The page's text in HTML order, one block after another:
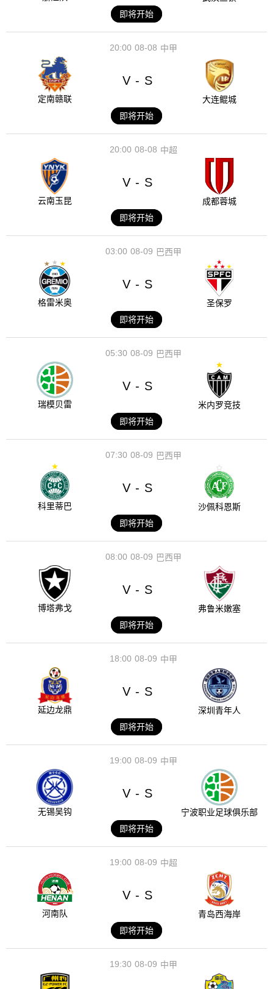
即将开始
08-08
20:00 中甲
定南赣联
V - S
大连鲲城
即将开始
08-08
20:00 中超
云南玉昆
V - S
成都蓉城
即将开始
08-09
03:00 巴西甲
格雷米奥
V - S
圣保罗
即将开始
08-09
05:30 巴西甲
瑞模贝雷
V - S
米内罗竞技
即将开始
08-09
07:30 巴西甲
科里蒂巴
V - S
沙佩科恩斯
即将开始
08-09
08:00 巴西甲
博塔弗戈
V - S
弗鲁米嫩塞
即将开始
08-09
18:00 中甲
延边龙鼎
V - S
深圳青年人
即将开始
08-09
19:00 中甲
无锡吴钩
V - S
宁波职业足球俱乐部
即将开始
08-09
19:00 中超
河南队
V - S
青岛西海岸
即将开始
08-09
19:30 中甲